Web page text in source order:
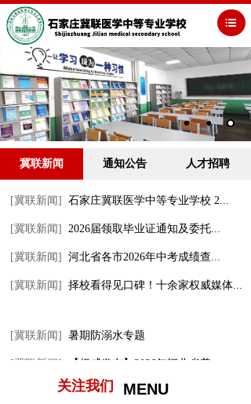
冀联新闻 通知公告 人才招聘
[冀联新闻] 石家庄冀联医学中等专业学校 2...
[冀联新闻] 2026届领取毕业证通知及委托...
[冀联新闻] 河北省各市2026年中考成绩查...
[冀联新闻] 择校看得见口碑！十余家权威媒体...
[冀联新闻] 暑期防溺水专题
[冀联新闻] 【权威发布】2026年河北省普...
MENU
关注我们